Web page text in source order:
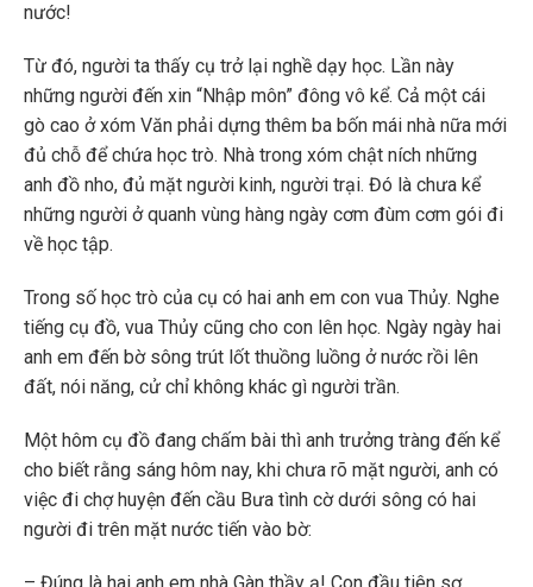
nước!
Từ đó, người ta thấy cụ trở lại nghề dạy học. Lần này
những người đến xin “Nhập môn” đông vô kể. Cả một cái
gò cao ở xóm Văn phải dựng thêm ba bốn mái nhà nữa mới
đủ chỗ để chứa học trò. Nhà trong xóm chật ních những
anh đồ nho, đủ mặt người kinh, người trại. Đó là chưa kể
những người ở quanh vùng hàng ngày cơm đùm cơm gói đi
về học tập.
Trong số học trò của cụ có hai anh em con vua Thủy. Nghe
tiếng cụ đồ, vua Thủy cũng cho con lên học. Ngày ngày hai
anh em đến bờ sông trút lốt thuồng luồng ở nước rồi lên
đất, nói năng, cử chỉ không khác gì người trần.
Một hôm cụ đồ đang chấm bài thì anh trưởng tràng đến kể
cho biết rằng sáng hôm nay, khi chưa rõ mặt người, anh có
việc đi chợ huyện đến cầu Bưa tình cờ dưới sông có hai
người đi trên mặt nước tiến vào bờ: